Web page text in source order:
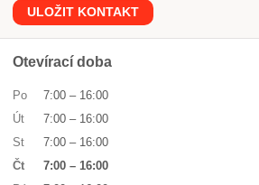
ULOŽIT KONTAKT
Otevírací doba
Po 7:00 – 16:00
Út
7:00 – 16:00
St
7:00 – 16:00
Čt
7:00 – 16:00